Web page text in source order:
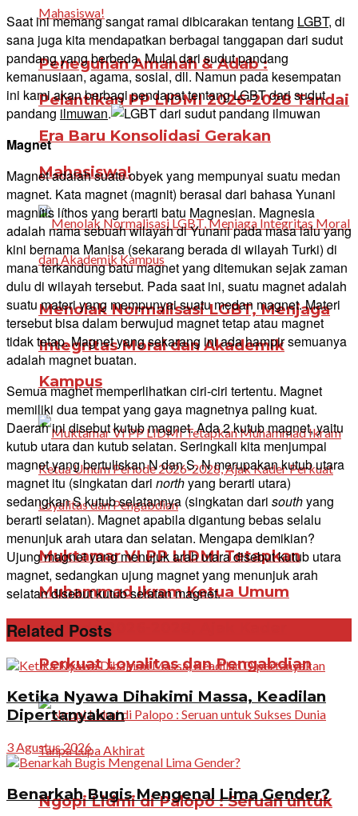
Peneguhan Amanah & Adab :
Pelantikan PP LIDMI 2026-2028 Tandai
Era Baru Konsolidasi Gerakan
Mahasiswa!
Menolak Normalisasi LGBT, Menjaga
Integritas Moral dan Akademik
Kampus
Muktamar VI PP LIDMI Tetapkan
Muhammad Ikram Ketua Umum
Periode 2026-2028, Ajak Kader
Perkuat Loyalitas dan Pengabdian
Ngopi Lidmi di Palopo : Seruan untuk
Saat ini memang sangat ramai dibicarakan tentang LGBT, di
sana juga kita mendapatkan berbagai tanggapan dari sudut
pandang yang berbeda. Mulai dari sudut pandang
kemanusiaan, agama, sosial, dll. Namun pada kesempatan
ini kami akan berbagi pendapat tentang LGBT dari sudut
pandang ilmuwan.
Magnet
Magnet adalah suatu obyek yang mempunyai suatu medan
magnet. Kata magnet (magnit) berasal dari bahasa Yunani
magnítis líthos yang berarti batu Magnesian. Magnesia
adalah nama sebuah wilayah di Yunani pada masa lalu yang
kini bernama Manisa (sekarang berada di wilayah Turki) di
mana terkandung batu magnet yang ditemukan sejak zaman
dulu di wilayah tersebut. Pada saat ini, suatu magnet adalah
suatu materi yang mempunyai suatu medan magnet. Materi
tersebut bisa dalam berwujud magnet tetap atau magnet
tidak tetap. Magnet yang sekarang ini ada hampir semuanya
adalah magnet buatan.
Semua magnet memperlihatkan ciri-ciri tertentu. Magnet
memiliki dua tempat yang gaya magnetnya paling kuat.
Daerah ini disebut kutub magnet. Ada 2 kutub magnet, yaitu
kutub utara dan kutub selatan. Seringkali kita menjumpai
magnet yang bertuliskan N dan S. N merupakan kutub utara
magnet itu (singkatan dari northyang berarti utara)
sedangkan S kutub selatannya (singkatan dari southyang
berarti selatan). Magnet apabila digantung bebas selalu
menunjuk arah utara dan selatan. Mengapa demikian?
Ujung magnet yang menujuk arah utara disebut kutub utara
magnet, sedangkan ujung magnet yang menunjuk arah
selatan disebut kutub selatan magnet.
Related Posts
Ketika Nyawa Dihakimi Massa, Keadilan
Dipertanyakan
3 Agustus 2026
Benarkah Bugis Mengenal Lima Gender?